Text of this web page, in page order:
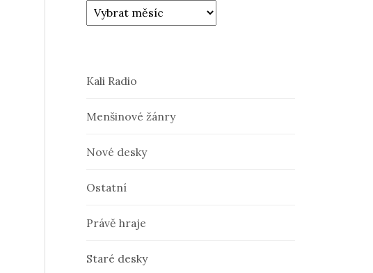
Kali Radio
Menšinové žánry
Nové desky
Ostatní
Právě hraje
Staré desky